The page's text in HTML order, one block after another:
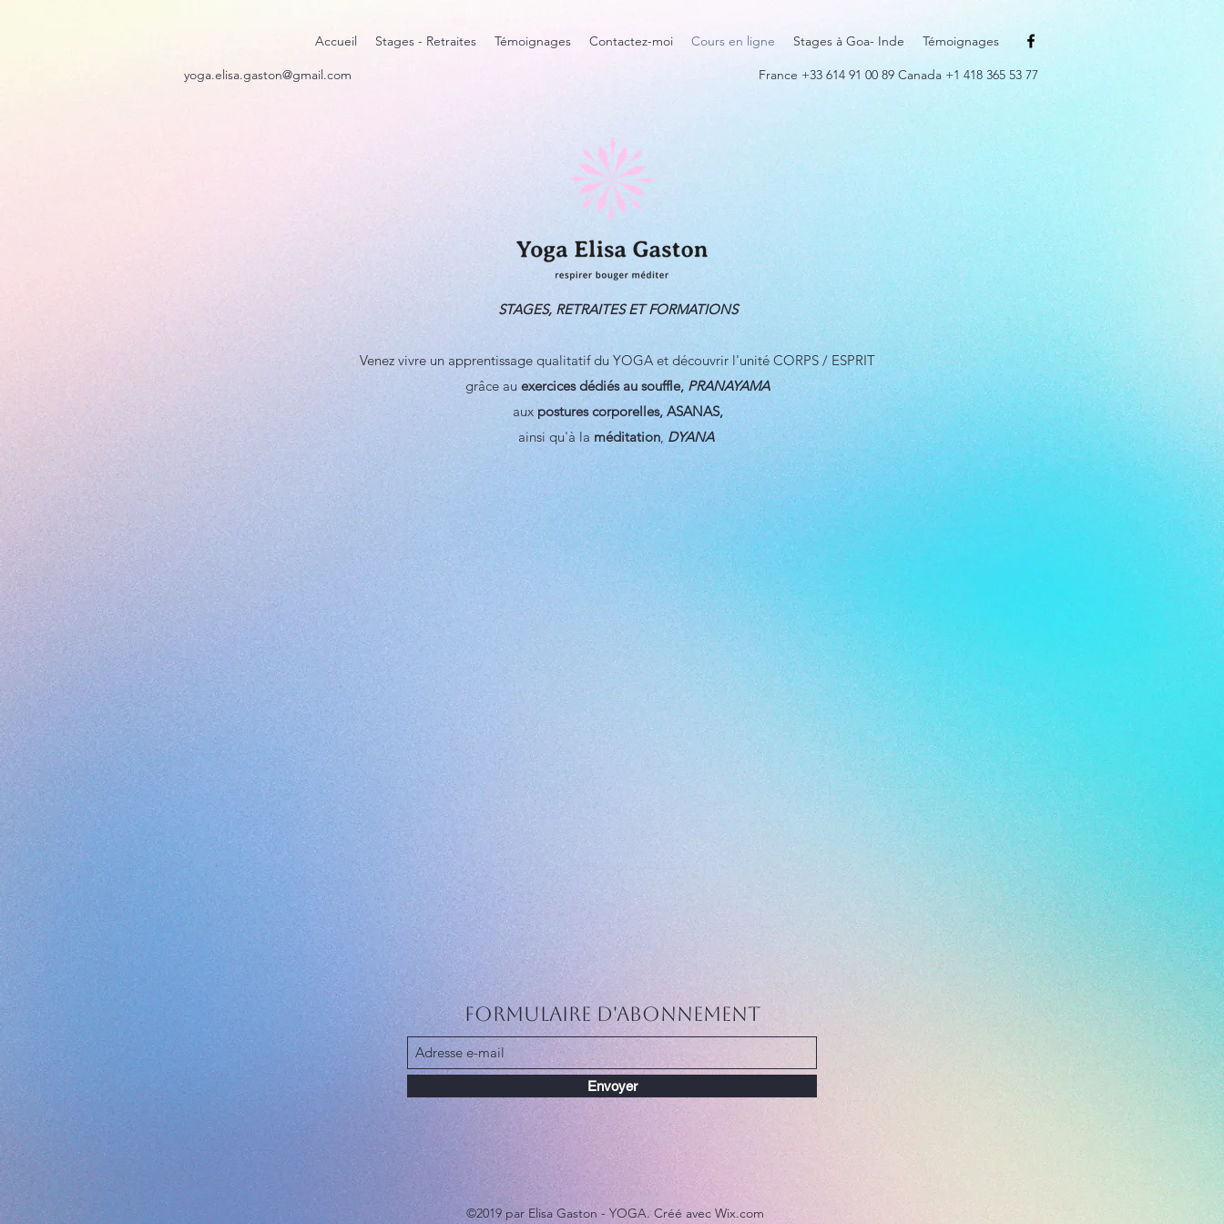
Accueil Stages - Retraites Témoignages Contactez-moi Cours en ligne Stages à Goa- Inde Témoignages
yoga.elisa.gaston@gmail.com France +33 614 91 00 89 Canada +1 418 365 53 77
STAGES, RETRAITES ET FORMATIONS
Venez vivre un apprentissage qualitatif du YOGA et découvrir l'unité CORPS / ESPRIT
grâce au exercices dédiés au souffle, PRANAYAMA
aux postures corporelles, ASANAS,
ainsi qu'à la méditation, DYANA
Formulaire d'abonnement
Envoyer
©2019 par Elisa Gaston - YOGA. Créé avec Wix.com